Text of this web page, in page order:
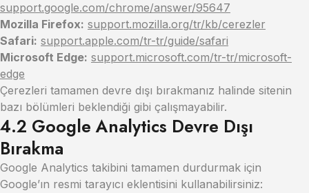
support.google.com/chrome/answer/95647
Mozilla Firefox: support.mozilla.org/tr/kb/cerezler
Safari: support.apple.com/tr-tr/guide/safari
Microsoft Edge: support.microsoft.com/tr-tr/microsoft-
edge
Çerezleri tamamen devre dışı bırakmanız halinde sitenin
bazı bölümleri beklendiği gibi çalışmayabilir.
4.2 Google Analytics Devre Dışı
Bırakma
Google Analytics takibini tamamen durdurmak için
Google’ın resmi tarayıcı eklentisini kullanabilirsiniz: